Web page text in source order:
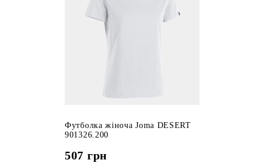
Футболка жіноча Joma DESERT
901326.200
507 грн